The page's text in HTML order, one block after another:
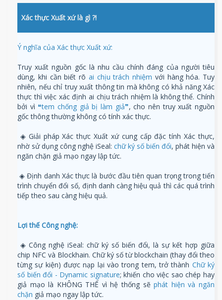
Xác thực Xuất xứ là gì ?!
Ý nghĩa của Xác thực Xuất xứ:
Truy xuất nguồn gốc là nhu cầu chính đáng của người tiêu
dùng, khi cần biết rõ ai chịu trách nhiệm với hàng hóa. Tuy
nhiên, nếu chỉ truy xuất thông tin mà không có khả năng Xác
thực thì việc xác định ai chịu trách nhiệm là không thể. Chính
bởi vì ❝tem chống giả bị làm giả❞, cho nên truy xuất nguồn
gốc thông thường không có tính xác thực.
◈ Giải pháp Xác thực Xuất xứ cung cấp đặc tính Xác thực,
nhờ sử dụng công nghệ iSeal: chữ ký số biến đổi, phát hiện và
ngăn chặn giả mạo ngay lập tức.
◈ Định danh Xác thực là bước đầu tiên quan trọng trong tiến
trình chuyển đổi số, định danh càng hiệu quả thì các quá trình
tiếp theo sau càng hiệu quả.
Lợi thế Công nghệ:
◈ Công nghệ iSeal: chữ ký số biến đổi, là sự kết hợp giữa
chip NFC và Blockhain. Chữ ký số từ blockchain (thay đổi theo
từng sự kiện) được nạp lại vào trong tem, trở thành Chữ ký
số biến đổi - Dynamic signature; khiến cho việc sao chép hay
giả mạo là KHÔNG THỂ vì hệ thống sẽphát hiện và ngăn
chặn giả mạo ngay lập tức.